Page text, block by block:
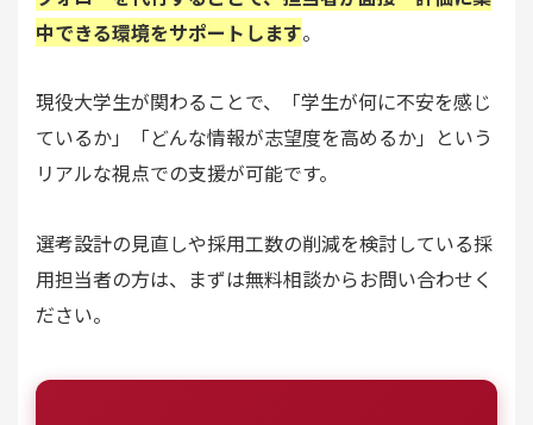
中できる環境をサポートします。
現役大学生が関わることで、「学生が何に不安を感じ
ているか」「どんな情報が志望度を高めるか」という
リアルな視点での支援が可能です。
選考設計の見直しや採用工数の削減を検討している採
用担当者の方は、まずは無料相談からお問い合わせく
ださい。